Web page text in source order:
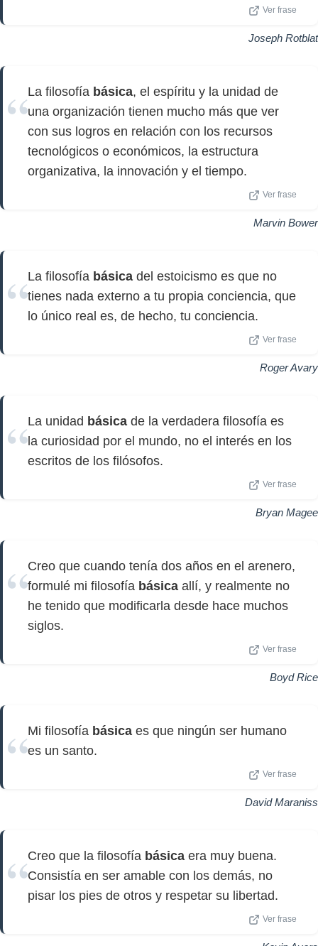
Ver frase
Joseph Rotblat
La filosofía básica, el espíritu y la unidad de
una organización tienen mucho más que ver
con sus logros en relación con los recursos
tecnológicos o económicos, la estructura
organizativa, la innovación y el tiempo.
Ver frase
Marvin Bower
La filosofía básica del estoicismo es que no
tienes nada externo a tu propia conciencia, que
lo único real es, de hecho, tu conciencia.
Ver frase
Roger Avary
La unidad básica de la verdadera filosofía es
la curiosidad por el mundo, no el interés en los
escritos de los filósofos.
Ver frase
Bryan Magee
Creo que cuando tenía dos años en el arenero,
formulé mi filosofía básica allí, y realmente no
he tenido que modificarla desde hace muchos
siglos.
Ver frase
Boyd Rice
Mi filosofía básica es que ningún ser humano
es un santo.
Ver frase
David Maraniss
Creo que la filosofía básica era muy buena.
Consistía en ser amable con los demás, no
pisar los pies de otros y respetar su libertad.
Ver frase